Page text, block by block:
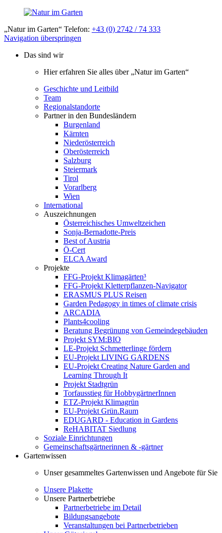
„Natur im Garten“ Telefon: +43 (0) 2742 / 74 333
Navigation überspringen
Das sind wir
Hier erfahren Sie alles über „Natur im Garten“
Geschichte und Leitbild
Team
Regionalstandorte
Partner in den Bundesländern
Burgenland
Kärnten
Niederösterreich
Oberösterreich
Salzburg
Steiermark
Tirol
Vorarlberg
Wien
International
Auszeichnungen
Österreichisches Umweltzeichen
Sonja-Bernadotte-Preis
Best of Austria
Ö-Cert
ELCA Award
Projekte
FFG-Projekt Klimagärten³
FFG-Projekt Kletterpflanzen-Navigator
ERASMUS PLUS Reisen
Garden Pedagogy in times of climate crisis
ARCADIA
Plants4cooling
Beratung Begrünung von Gemeindegebäuden
Projekt SYM:BIO
LE-Projekt Schmetterlinge fördern
EU-Projekt LIVING GARDENS
EU-Projekt Creating Nature Garden and
Learning Through It
Projekt Stadtgrün
Torfausstieg für HobbygärtnerInnen
ETZ-Projekt Klimagrün
EU-Projekt Grün.Raum
EDUGARD - Education in Gardens
ReHABITAT Siedlung
Soziale Einrichtungen
Gemeinschaftsgärtnerinnen & -gärtner
Gartenwissen
Unser gesammeltes Gartenwissen und Angebote für Sie
Unsere Plakette
Unsere Partnerbetriebe
Partnerbetriebe im Detail
Bildungsangebote
Veranstaltungen bei Partnerbetrieben